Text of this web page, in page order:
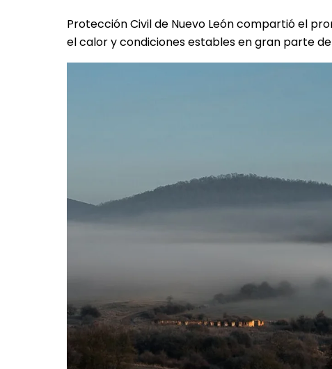
Protección Civil de Nuevo León compartió el
el calor y condiciones estables en gran parte